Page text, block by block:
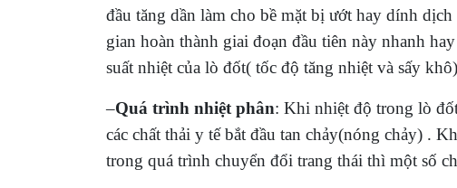
đầu tăng dần làm cho bề mặt bị ướt hay dính
gian hoàn thành giai đoạn đầu tiên này nhanh
suất nhiệt của lò đốt( tốc độ tăng nhiệt và sấy
–Quá trình nhiệt phân: Khi nhiệt độ trong lò
các chất thải y tế bắt đầu tan chảy(nóng chảy) .
trong quá trình chuyển đổi trang thái thì một số